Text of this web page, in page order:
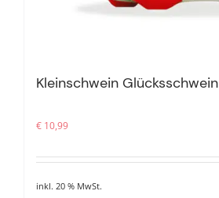
Kleinschwein Glücksschwein
€ 10,99
inkl. 20 % MwSt.